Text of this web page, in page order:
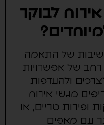
לבוקר
של התאמה
של אפשרויות
ולהעדפות
מגשי אירוח
ופירות טריים, או
עם מאפים